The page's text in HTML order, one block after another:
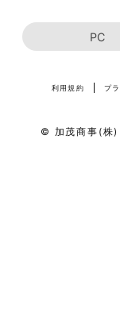
PC
利用規約 プ
© 加茂商事(